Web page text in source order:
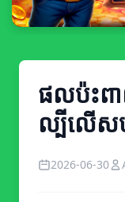
ផលប៉ះព
ល្បីលើ
2026-06-30